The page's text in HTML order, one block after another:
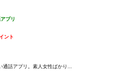
プリ
ント
通話アプリ。素人女性ばかり...